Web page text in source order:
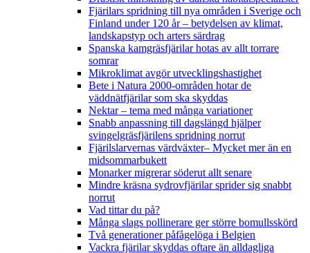
Fjärilars spridning till nya områden i Sverige och
Finland under 120 år– betydelsen av klimat,
landskapstyp och arters särdrag
Spanska kamgräsfjärilar hotas av allt torrare
somrar
Mikroklimat avgör utvecklingshastighet
Bete i Natura 2000-områden hotar de
väddnätfjärilar som ska skyddas
Nektar – tema med många variationer
Snabb anpassning till dagslängd hjälper
svingelgräsfjärilens spridning norrut
Fjärilslarvernas värdväxter– Mycket mer än en
midsommarbukett
Monarker migrerar söderut allt senare
Mindre kräsna sydrovfjärilar sprider sig snabbt
norrut
Vad tittar du på?
Många slags pollinerare ger större bomullsskörd
Två generationer påfågelöga i Belgien
Vackra fjärilar skyddas oftare än alldagliga